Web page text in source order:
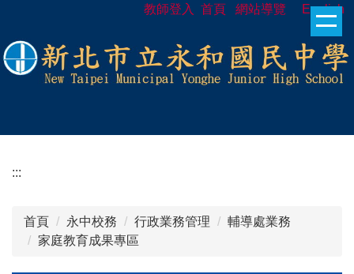
主
要
教師登入 首頁 網站導覽 English
:::
首頁 永中校務 行政業務管理
輔導處業務
家庭教育成果專區